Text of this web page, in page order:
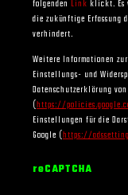
folgenden Link klickt. Es
die zukünftige Erfassung
verhindert.
Weitere Informationen
Einstellungs- und
Datenschutzerklärung von
(https://
Einstellungen für die
Google (https://
reCAPTCHA